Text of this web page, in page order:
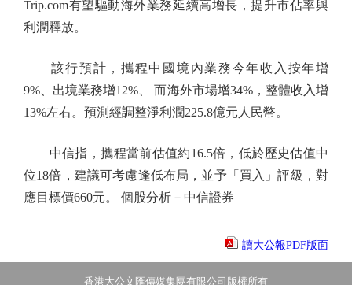
Trip.com有望驅動海外業務延續高增長，提升市佔率與
利潤釋放。
該行預計，攜程中國境內業務今年收入按年增
9%、出境業務增12%、 而海外市場增34%，整體收入增
13%左右。預測經調整淨利潤225.8億元人民幣。
中信指，攜程當前估值約16.5倍，低於歷史估值中
位18倍，建議可考慮逢低布局，並予「買入」評級，對
應目標價660元。 個股分析－中信證券
讀大公報PDF版面
香港大公文匯傳媒集團有限公司版權所有